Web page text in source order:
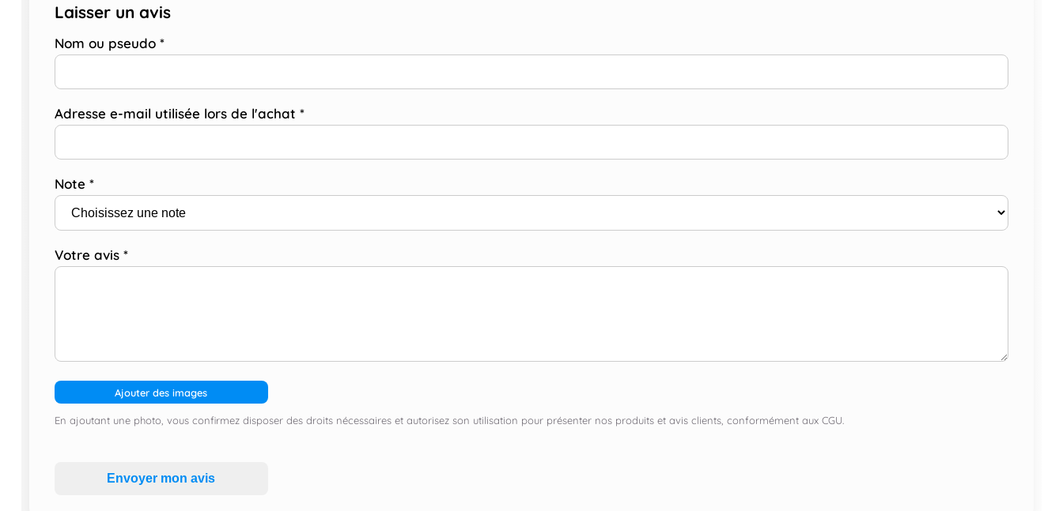
Laisser un avis
Nom ou pseudo *
Adresse e-mail utilisée lors de l'achat *
Note *
Votre avis *
Ajouter des images
En ajoutant une photo, vous confirmez disposer des droits nécessaires et autorisez son utilisation pour présenter nos produits et avis clients, conformément aux CGU.
Envoyer mon avis